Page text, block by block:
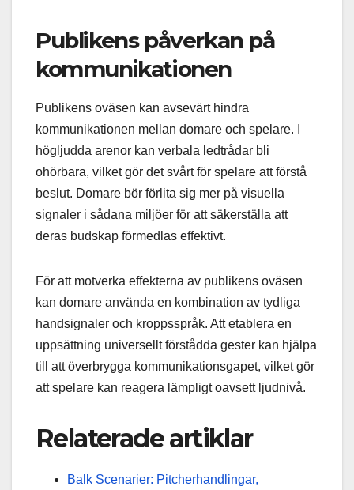
Publikens påverkan på
kommunikationen
Publikens oväsen kan avsevärt hindra
kommunikationen mellan domare och spelare. I
högljudda arenor kan verbala ledtrådar bli
ohörbara, vilket gör det svårt för spelare att förstå
beslut. Domare bör förlita sig mer på visuella
signaler i sådana miljöer för att säkerställa att
deras budskap förmedlas effektivt.
För att motverka effekterna av publikens oväsen
kan domare använda en kombination av tydliga
handsignaler och kroppsspråk. Att etablera en
uppsättning universellt förstådda gester kan hjälpa
till att överbrygga kommunikationsgapet, vilket gör
att spelare kan reagera lämpligt oavsett ljudnivå.
Relaterade artiklar
Balk Scenarier: Pitcherhandlingar,